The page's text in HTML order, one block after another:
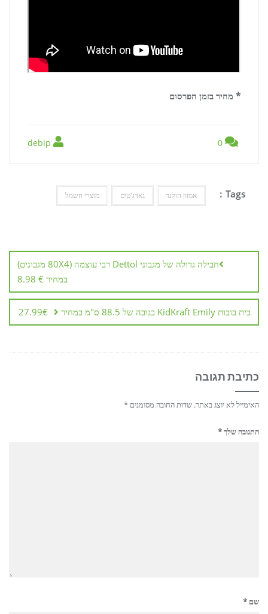
* מחיר בזמן הפרסום
Tags : אמזון הולנד גאדג'טים מוצרי חשמל
חבילה גדולה של מגבוני Dettol רבי עוצמה (80X4 מגבונים)
במחיר € 8.98
בית בובות KidKraft Emily בגובה של 88.5 ס"מ במחיר 27.99€
כתיבת תגובה
האימייל לא יוצג באתר. שדות החובה מסומנים *
התגובה שלך*
שם *